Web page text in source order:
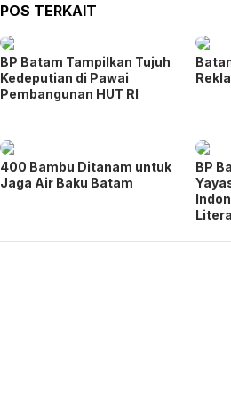
POS TERKAIT
BP Batam Tampilkan Tujuh
Kedeputian di Pawai
Pembangunan HUT RI
400 Bambu Ditanam untuk
Jaga Air Baku Batam
BP